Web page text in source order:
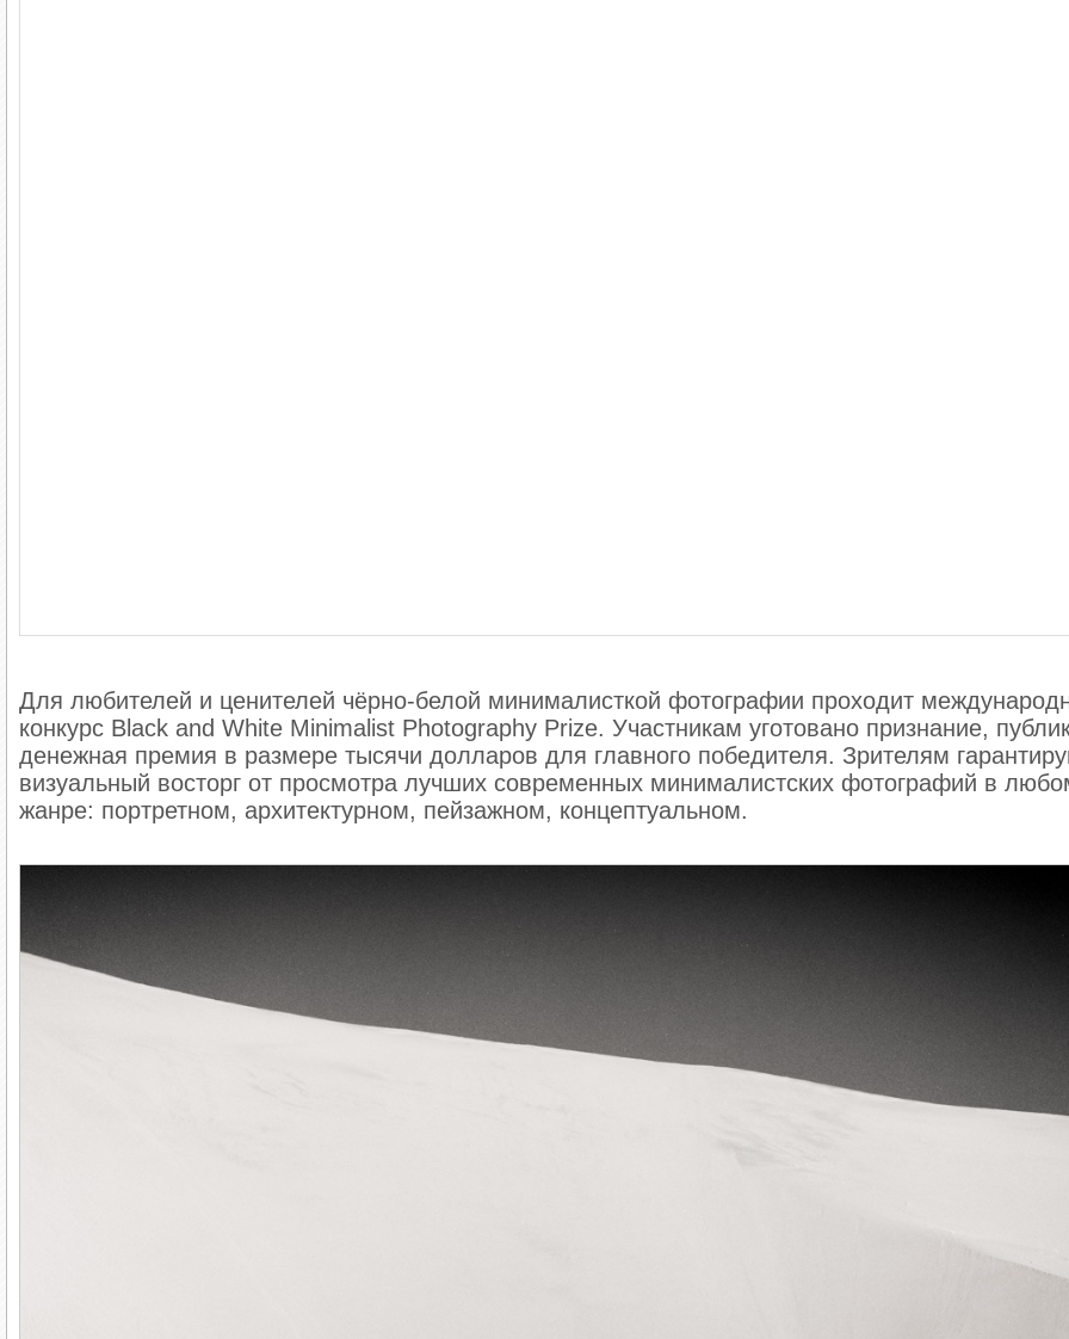
Для любителей и ценителей чёрно-белой минималисткой фотографии проходит
конкурс Black and White Minimalist Photography Prize. Участникам уготовано признание,
денежная премия в размере тысячи долларов для главного победителя. Зрителям
визуальный восторг от просмотра лучших современных минималистских фотографий в
жанре: портретном, архитектурном, пейзажном, концептуальном.